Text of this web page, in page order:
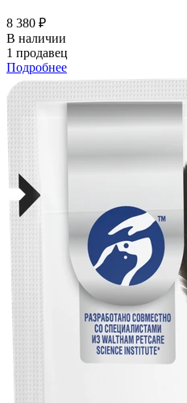
8 380 ₽
В наличии
1 продавец
Подробнее